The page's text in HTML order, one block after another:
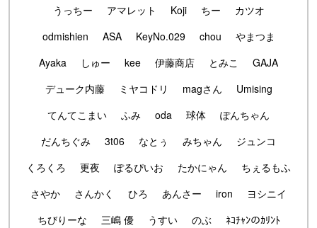
うっちー アマレット Koji ちー
カツオ
odmishien
ASA KeyNo.029 chou
やまつま
Ayaka
しゅー kee 伊藤商店 とみこ
GAJA
デューク内藤
ミヤコドリ magさん
Umising
てんてこまい
ふみ oda 球体
ぽんちゃん
だんちぐみ
3t06 なとぅ みちゃん
ジュンコ
くろくろ
更夜 ぽるぴいお たかにゃん
ちぇるもふ
さやか
さんかく ひろ あんさー iron
ヨシニイ
ちびりーな
三嶋 優 うすい のぶ
ﾈｺﾁｬﾝのｶﾘﾝﾄ